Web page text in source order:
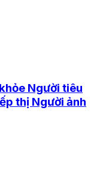
Người tiêu
thị Người ảnh